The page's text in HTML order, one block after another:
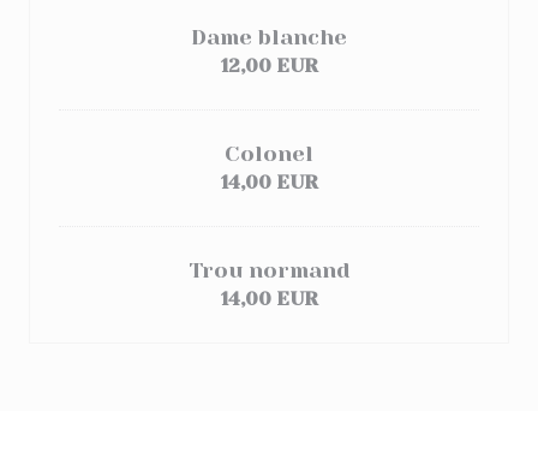
Dame blanche
12,00 EUR
Colonel
14,00 EUR
Trou normand
14,00 EUR